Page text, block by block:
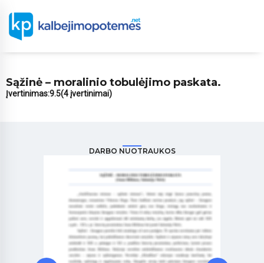
Sąžinė – moralinio tobulėjimo paskata.
Įvertinimas:9.5(4 įvertinimai)
DARBO NUOTRAUKOS